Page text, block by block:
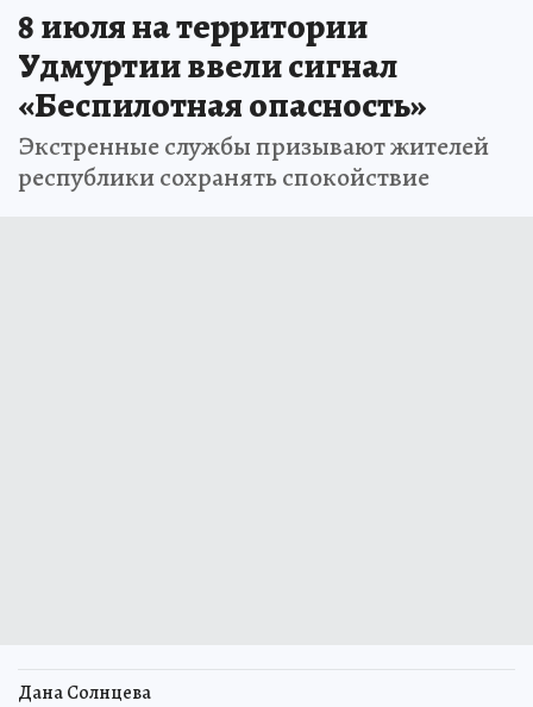
8 июля на территории
Удмуртии ввели сигнал
«Беспилотная опасность»
Экстренные службы призывают жителей
республики сохранять спокойствие
Дана Солнцева